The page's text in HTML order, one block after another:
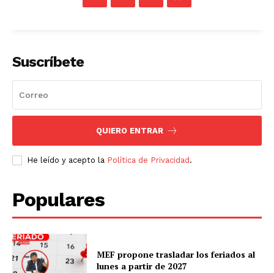
Suscríbete
QUIERO ENTRAR
He leído y acepto la Política de Privacidad .
Populares
MEF propone trasladar los feriados al
lunes a partir de 2027